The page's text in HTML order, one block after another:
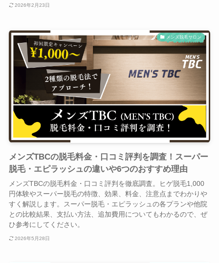
2026年2月23日
メンズ脱毛サロン
メンズTBCの脱毛料金・口コミ評判を調査！スーパー
脱毛・エピラッシュの違いや6つのおすすめ理由
メンズTBCの脱毛料金・口コミ評判を徹底調査。ヒゲ脱毛1,000
円体験やスーパー脱毛の特徴、効果、料金、注意点までわかりや
すく解説します。スーパー脱毛・エピラッシュの各プランや他院
との比較結果、支払い方法、追加費用についてもわかるので、ぜ
ひ参考にしてください。
2026年5月28日